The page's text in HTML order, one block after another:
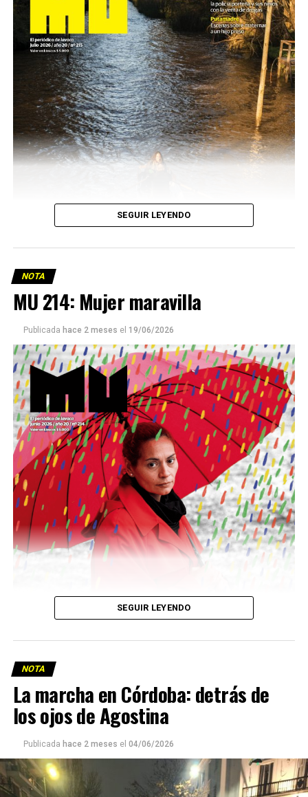
Este número 215 de MU ☝️viene con doble tapa, que
podría ser una frase:
Sin chamuyo, a remarla.
Descargar la Mu en PDF
Viaje a la vida en el Delta: Y la nave
va
Mientras el gobierno nacional privatiza la principal vía
SEGUIR LEYENDO
NOTA
MU 214: Mujer maravilla
Publicada hace 2 meses el 19/06/2026
Ella y sus dos hijos llevan glifosato en su sangre, al igual
que muchos y muchas en
Pergamino, localidad contaminada por el agronegocio
SEGUIR LEYENDO
NOTA
La marcha en Córdoba: detrás de
los ojos de Agostina
Publicada hace 2 meses el 04/06/2026